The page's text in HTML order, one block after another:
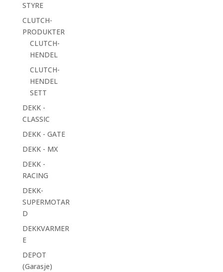
STYRE
CLUTCH-
PRODUKTER
CLUTCH-
HENDEL
CLUTCH-
HENDEL
SETT
DEKK -
CLASSIC
DEKK - GATE
DEKK - MX
DEKK -
RACING
DEKK-
SUPERMOTAR
D
DEKKVARMER
E
DEPOT
(Garasje)